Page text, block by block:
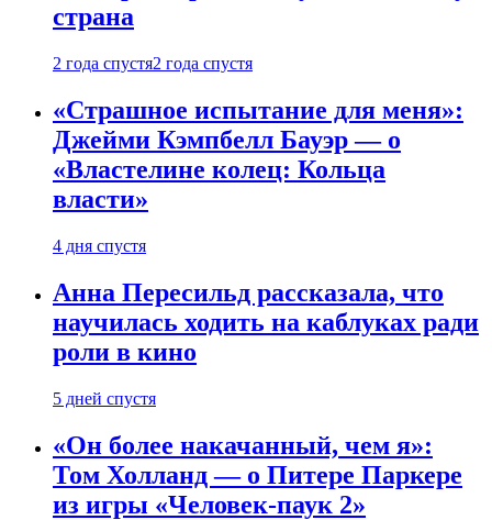
страна
2 года спустя2 года спустя
«Страшное испытание для меня»:
Джейми Кэмпбелл Бауэр — о
«Властелине колец: Кольца
власти»
4 дня спустя
Анна Пересильд рассказала, что
научилась ходить на каблуках ради
роли в кино
5 дней спустя
«Он более накачанный, чем я»:
Том Холланд — о Питере Паркере
из игры «Человек-паук 2»